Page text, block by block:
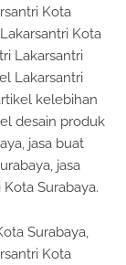
Kota
Kota
Lakarsantri
Lakarsantri
kelebihan
desain produk
jasa buat
jasa
Surabaya.
Surabaya,
Kota